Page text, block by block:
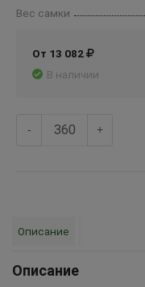
От 13 082
В наличии
Вес самки
- +
Описание
Описание